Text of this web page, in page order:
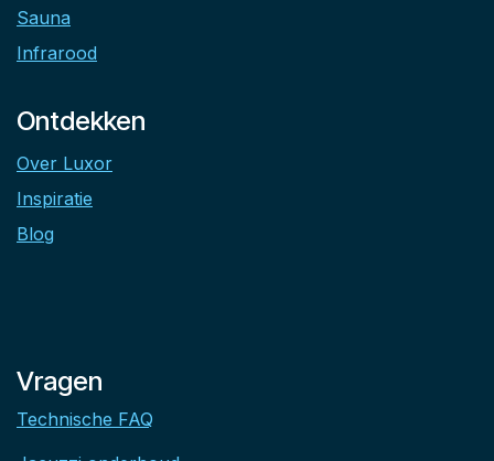
Sauna
Infrarood
Ontdekken
Over Luxor
Inspiratie
Blog
Vragen
Technische FAQ